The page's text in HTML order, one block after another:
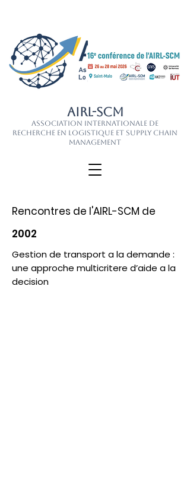
AIRL-SCM
Association Internationale de
Recherche en Logistique et Supply Chain
Management
Rencontres de l'AIRL-SCM de
2002
Gestion de transport a la demande :
une approche multicritere d’aide a la
decision